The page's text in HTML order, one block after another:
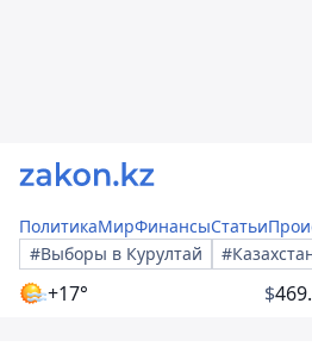
ПолитикаМирФинансыСтатьи
#Выборы в Курултай
+17° $